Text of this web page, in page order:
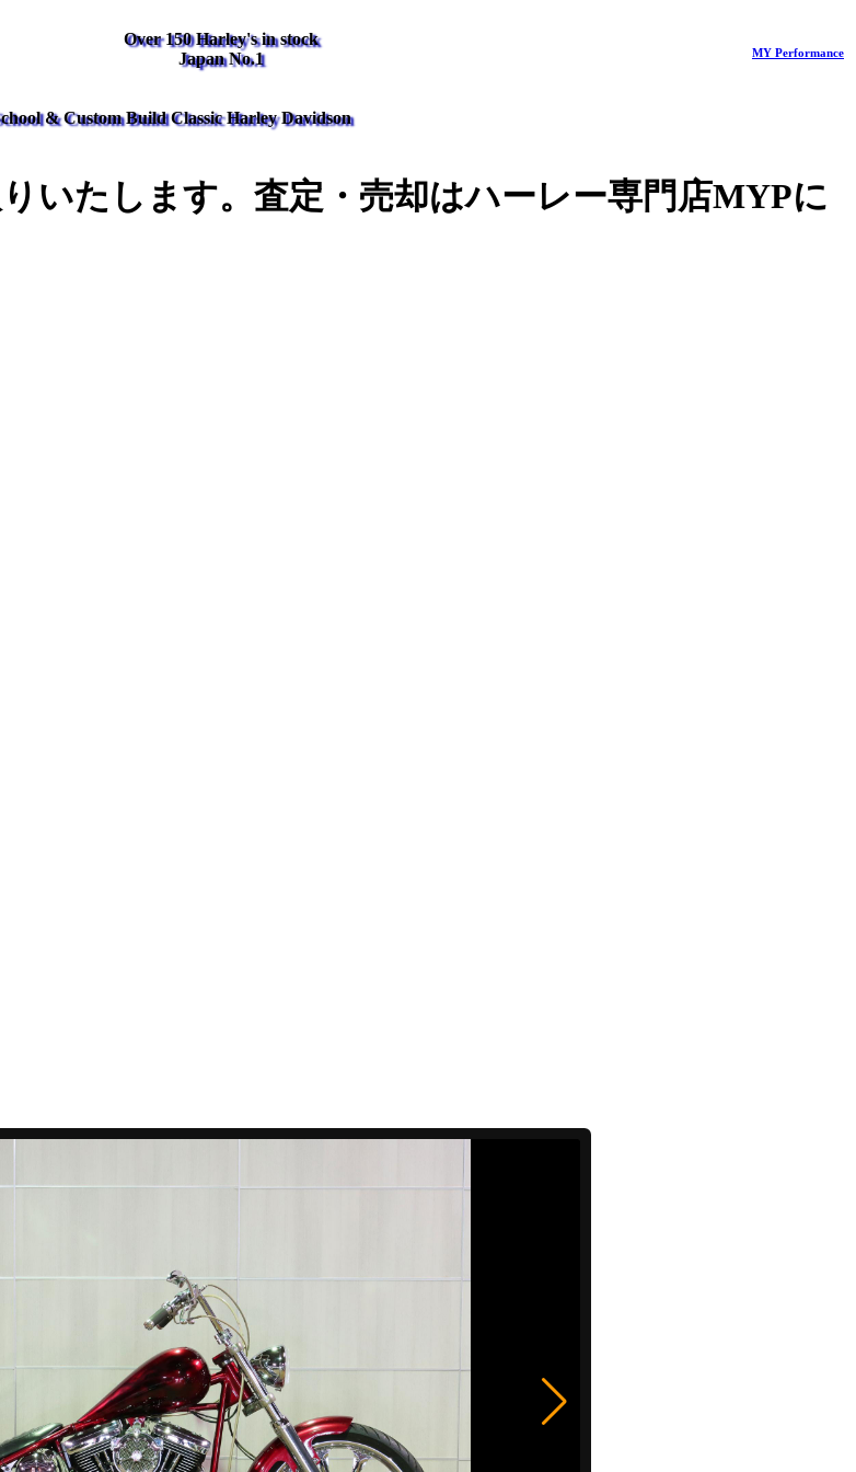
Over 150 Harley's in stock
Japan No.1
MY Performance
& Custom Build Classic Harley Davidson
いたします。査定・売却はハーレー専門店MYPに